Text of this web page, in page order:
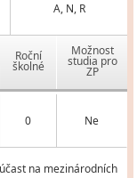
A, N, R
Roční
školné
Možnost
studia pro
ZP
0 Ne
na mezinárodních